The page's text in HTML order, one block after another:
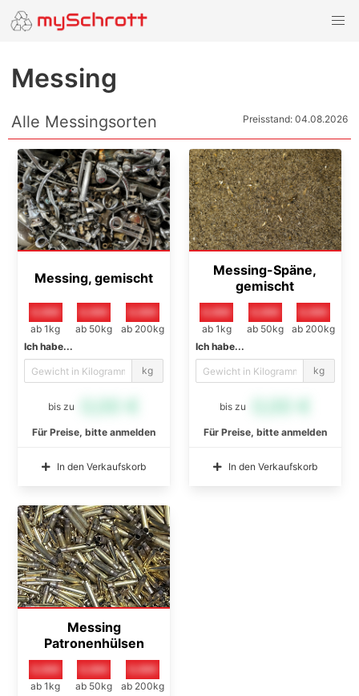
Messing
Alle Messingsorten Preisstand: 04.08.2026
Messing, gemischt
0,00€
ab 1kg
0,00€
ab 50kg
0,00€
ab 200kg
Ich habe...
kg
bis zu
Für Preise, bitte anmelden
In den Verkaufskorb
Messing-Späne,
gemischt
0,00€
ab 1kg
0,00€
ab 50kg
0,00€
ab 200kg
Ich habe...
kg
bis zu
Für Preise, bitte anmelden
In den Verkaufskorb
Messing
Patronenhülsen
0,00€
ab 1kg
0,00€
ab 50kg
0,00€
ab 200kg